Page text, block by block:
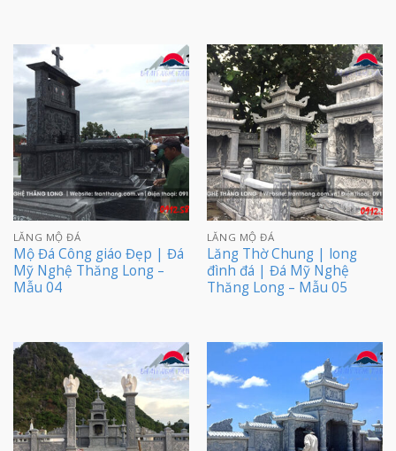
LĂNG MỘ ĐÁ
Mộ Đá Công giáo Đẹp | Đá
Mỹ Nghệ Thăng Long –
Mẫu 04
LĂNG MỘ ĐÁ
Lăng Thờ Chung | long
đình đá | Đá Mỹ Nghệ
Thăng Long – Mẫu 05